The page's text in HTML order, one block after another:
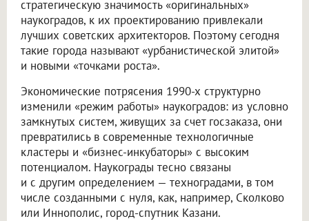
стратегическую значимость «оригинальных»
наукоградов, к их проектированию привлекали
лучших советских архитекторов. Поэтому сегодня
такие города называют «урбанистической элитой»
и новыми «точками роста».
Экономические потрясения 1990-х структурно
изменили «режим работы» наукоградов: из условно
замкнутых систем, живущих за счет госзаказа, они
превратились в современные технологичные
кластеры и «бизнес-инкубаторы» с высоким
потенциалом. Наукограды тесно связаны
и с другим определением — техноградами, в том
числе созданными с нуля, как, например, Сколково
или Иннополис, город-спутник Казани.